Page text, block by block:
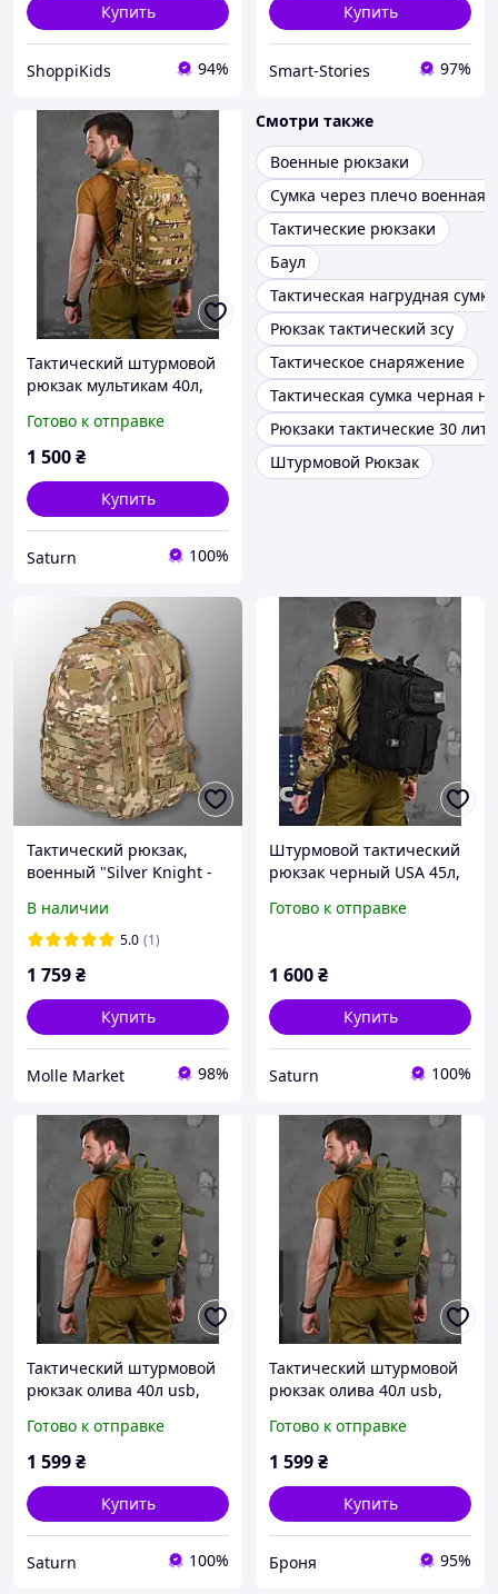
Купить
ShoppiKids 94%
Купить
Smart-Stories 97%
Тактический штурмовой
рюкзак мультикам 40л,
рюкзак камуфляж,
армейский маленький
Готово к отправке
1 500₴
Купить
Saturn 100%
Смотри также
Военные рюкзаки
Сумка через плечо военная
Тактические рюкзаки
Баул
Тактическая нагрудная сумка
Рюкзак тактический зсу
Тактическое снаряжение
Тактическая сумка черная
Рюкзаки тактические 30
Штурмовой Рюкзак
Тактический рюкзак,
военный "Silver Knight -
(multicam), армейский,
EDC, мультикам
В наличии
5.0 (1)
1 759₴
Купить
Molle Market 98%
Штурмовой тактический
рюкзак черный USA 45л,
вместительный рюкзак,
Готово к отправке
1 600₴
Купить
Saturn 100%
Тактический штурмовой
рюкзак олива 40л usb,
рюкзак вместительный
армейский олива 40л viy
Готово к отправке
1 599₴
Купить
Saturn 100%
Тактический штурмовой
рюкзак олива 40л usb,
рюкзак вместительный
армейский олива 40л, bro
Готово к отправке
1 599₴
Купить
Броня 95%